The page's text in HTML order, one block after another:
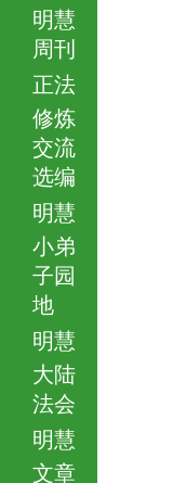
明慧
周刊
正法
修炼
交流
选编
明慧
小弟
子园
地
明慧
大陆
法会
明慧
文章